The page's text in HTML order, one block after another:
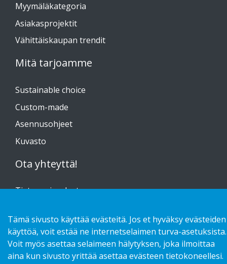
Myymäläkategoria
Asiakasprojektit
Vähittäiskaupan trendit
Mitä tarjoamme
Sustainable choice
Custom-made
Asennusohjeet
Kuvasto
Ota yhteyttä!
Tietosuojaseloste
Copyright 2026 HL Display AB. All rights reserved.
Tämä sivusto käyttää evästeitä. Jos et hyväksy evästeiden
käyttöä, voit estää ne internetselaimen turva-asetuksista.
Voit myös asettaa selaimeen hälytyksen, joka ilmoittaa
aina kun sivusto yrittää asettaa evästeen tietokoneellesi.